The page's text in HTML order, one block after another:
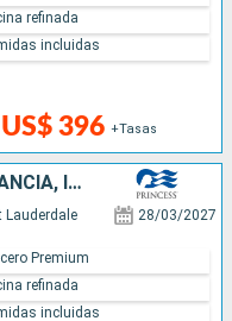
US$ 396 +Tasas
refinada
incluidas
ESTADOS UNIDOS, ESPAÑA, FRANCIA, ITALIA
Lauderdale 28/03/2027
Premium
refinada
incluidas